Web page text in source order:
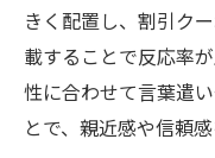
テンプレー
ワードとの
画像配置も
ポスティング
きく配置し、割引ク
載することで反応率
性に合わせて言葉遣
とで、親近感や信頼